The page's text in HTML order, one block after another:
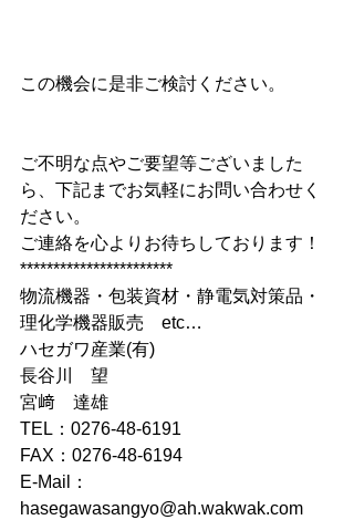
この機会に是非ご検討ください。
ご不明な点やご要望等ございました
ら、下記までお気軽にお問い合わせく
ださい。
ご連絡を心よりお待ちしております！
***********************
物流機器・包装資材・静電気対策品・
理化学機器販売　etc…
ハセガワ産業(有)
長谷川　望
宮﨑　達雄
TEL：0276-48-6191
FAX：0276-48-6194
E-Mail：
hasegawasangyo@ah.wakwak.com